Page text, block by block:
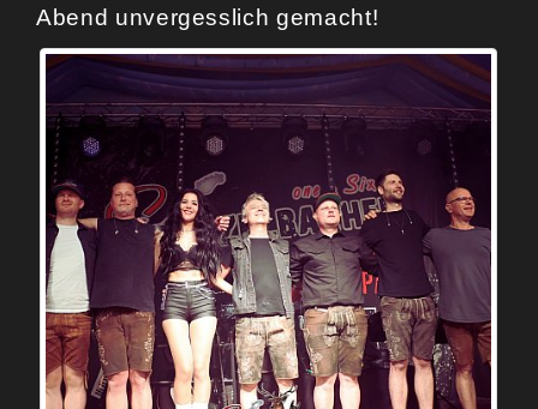
Abend unvergesslich gemacht!